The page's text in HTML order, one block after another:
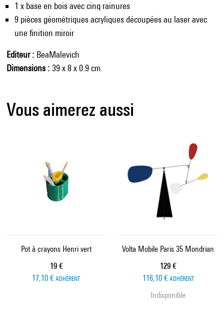
1 x base en bois avec cinq rainures
9 pièces géométriques acryliques découpées au laser avec
une finition miroir
Editeur
BeaMalevich
Dimensions
39 x 8 x 0.9 cm
Vous aimerez aussi
Pot à crayons Henri vert
Prix ​​actuel
19 €
17,10 € ADHÉRENT
Volta Mobile Paris 35 Mondrian
Prix ​​actuel
129 €
116,10 € ADHÉRENT
Indisponible